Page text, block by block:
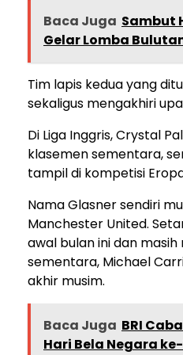
Baca Juga Sambut
Gelar Lomba
Tim lapis kedua yang
sekaligus mengakhiri
Di Liga Inggris, Crystal
klasemen sementara,
tampil di kompetisi
Nama Glasner sendiri
Manchester United.
awal bulan ini dan
sementara, Michael
akhir musim.
Baca Juga BRI
Hari Bela Negara